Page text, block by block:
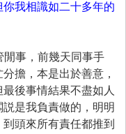
我相識如二十多年的
閒事，前幾天同事手
擔，本是出於善意，
後事情結果不盡如人
是我負責做的，明明
頭來所有責任都推到